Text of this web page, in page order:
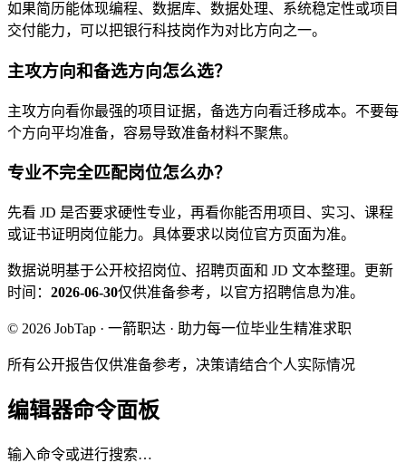
如果简历能体现编程、数据库、数据处理、系统稳定性或项目
交付能力，可以把银行科技岗作为对比方向之一。
主攻方向和备选方向怎么选？
主攻方向看你最强的项目证据，备选方向看迁移成本。不要每
个方向平均准备，容易导致准备材料不聚焦。
专业不完全匹配岗位怎么办？
先看 JD 是否要求硬性专业，再看你能否用项目、实习、课程
或证书证明岗位能力。具体要求以岗位官方页面为准。
数据说明基于公开校招岗位、招聘页面和 JD 文本整理。
更新
时间： 2026-06-30仅供准备参考，以官方招聘信息为准。
© 2026 JobTap · 一箭职达 · 助力每一位毕业生精准求职
所有公开报告仅供准备参考，决策请结合个人实际情况
编辑器命令面板
输入命令或进行搜索…